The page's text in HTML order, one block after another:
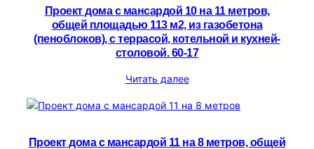
Проект дома с мансардой 10 на 11 метров,
общей площадью 113 м2, из газобетона
(пеноблоков), c террасой, котельной и кухней-
столовой. 60-17
Читать далее
Проект дома с мансардой 11 на 8 метров, общей